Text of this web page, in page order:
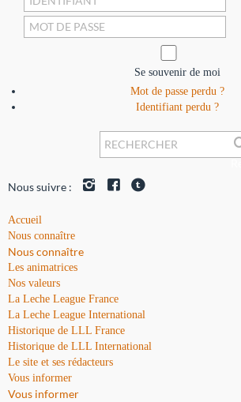
Se souvenir de moi
Mot de passe perdu ?
Identifiant perdu ?
Nous suivre :
Accueil
Nous connaître
Nous connaître
Les animatrices
Nos valeurs
La Leche League France
La Leche League International
Historique de LLL France
Historique de LLL International
Le site et ses rédacteurs
Vous informer
Vous informer